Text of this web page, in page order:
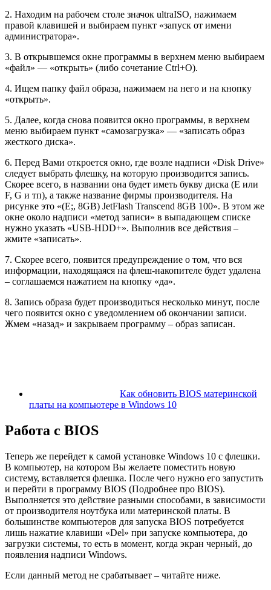
2. Находим на рабочем столе значок ultraISO, нажимаем
правой клавишей и выбираем пункт «запуск от имени
администратора».
3. В открывшемся окне программы в верхнем меню выбираем
«файл» — «открыть» (либо сочетание Ctrl+O).
4. Ищем папку файл образа, нажимаем на него и на кнопку
«открыть».
5. Далее, когда снова появится окно программы, в верхнем
меню выбираем пункт «самозагрузка» — «записать образ
жесткого диска».
6. Перед Вами откроется окно, где возле надписи «Disk Drive»
следует выбрать флешку, на которую производится запись.
Скорее всего, в названии она будет иметь букву диска (E или
F, G и тп), а также название фирмы производителя. На
рисунке это «(Е;, 8GB) JetFlash Transcend 8GB 100». В этом же
окне около надписи «метод записи» в выпадающем списке
нужно указать «USB-HDD+». Выполнив все действия –
жмите «записать».
7. Скорее всего, появится предупреждение о том, что вся
информации, находящаяся на флеш-накопителе будет удалена
– соглашаемся нажатием на кнопку «да».
8. Запись образа будет производиться несколько минут, после
чего появится окно с уведомлением об окончании записи.
Жмем «назад» и закрываем программу – образ записан.
Как обновить BIOS материнской
платы на компьютере в Windows 10
Работа с BIOS
Теперь же перейдет к самой установке Windows 10 с флешки.
В компьютер, на котором Вы желаете поместить новую
систему, вставляется флешка. После чего нужно его запустить
и перейти в программу BIOS (Подробнее про BIOS).
Выполняется это действие разными способами, в зависимости
от производителя ноутбука или материнской платы. В
большинстве компьютеров для запуска BIOS потребуется
лишь нажатие клавиши «Del» при запуске компьютера, до
загрузки системы, то есть в момент, когда экран черный, до
появления надписи Windows.
Если данный метод не срабатывает – читайте ниже.